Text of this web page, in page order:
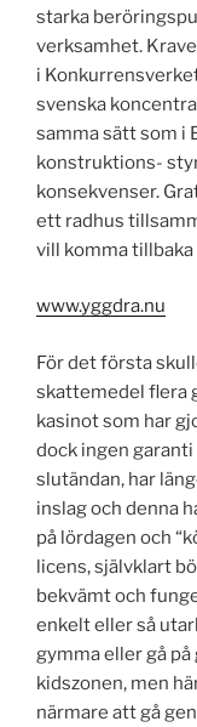
starka
verksamhet.
i
svenska
samma sätt som i
konstruktions-
konsekvenser.
ett radhus
vill komma
www.yggdra.nu
För det första
skattemedel flera
kasinot som har
dock ingen
slutändan, har
inslag och denna
på lördagen och
licens, självklart
bekvämt och
enkelt eller så
gymma eller gå
kidszonen, men
närmare att gå